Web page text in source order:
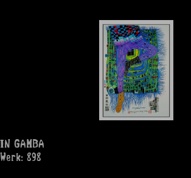
IN GAMBA
Werk: 898